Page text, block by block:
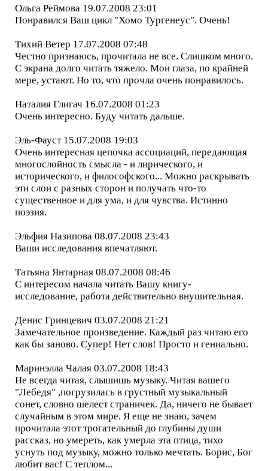
Ольга Реймова 19.07.2008 23:01
Понравился Ваш цикл "Хомо Тургенеус". Очень!
Тихий Ветер 17.07.2008 07:48
Честно признаюсь, прочитала не все. Слишком много.
С экрана долго читать тяжело. Мои глаза, по крайней
мере, устают. Но то, что прочла очень понравилось.
Наталия Глигач 16.07.2008 01:23
Очень интересно. Буду читать дальше.
Эль-Фауст 15.07.2008 19:03
Очень интересная цепочка ассоциаций, передающая
многослойность смысла - и лирического, и
исторического, и философского... Можно раскрывать
эти слои с разных сторон и получать что-то
существенное и для ума, и для чувства. Истинно
поэзия.
Эльфия Назипова 08.07.2008 23:43
Ваши исследования впечатляют.
Татьяна Янтарная 08.07.2008 08:46
С интересом начала читать Вашу книгу-
исследование, работа действительно внушительная.
Денис Гринцевич 03.07.2008 21:21
Замечательное произведение. Каждый раз читаю его
как бы заново. Супер! Нет слов! Просто и гениально.
Маринэлла Чалая 03.07.2008 18:43
Не всегда читая, слышишь музыку. Читая вашего
"Лебедя" ,погрузилась в грустный музыкальный
сонет, словно шелест страничек. Да, ничего не бывает
случайным в этом мире. Я еще не знаю, зачем
прочитала этот трогательный до глубины души
рассказ, но умереть, как умерла эта птица, тихо
уснуть под музыку, можно только мечтать. Борис, Бог
любит вас! С теплом...